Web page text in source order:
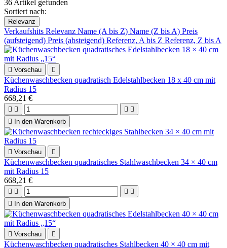
36 Artikel gefunden
Sortiert nach:
Relevanz
Verkaufshits Relevanz Name (A bis Z) Name (Z bis A) Preis
(aufsteigend) Preis (absteigend) Referenz, A bis Z Referenz, Z bis A
 Vorschau 
Küchenwaschbecken quadratisch Edelstahlbecken 18 x 40 cm mit
Radius 15
668,21 €
   

In den Warenkorb
 Vorschau 
Küchenwaschbecken quadratisches Stahlwaschbecken 34 × 40 cm
mit Radius 15
668,21 €
   

In den Warenkorb
 Vorschau 
Küchenwaschbecken quadratisches Stahlbecken 40 × 40 cm mit